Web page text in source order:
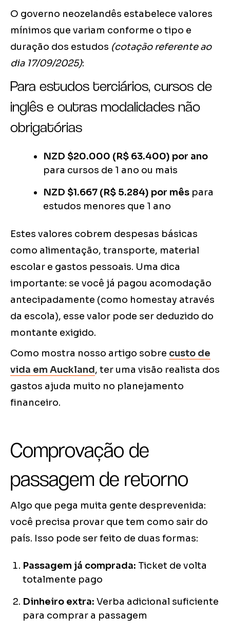
O governo neozelandês estabelece valores
mínimos que variam conforme o tipo e
duração dos estudos (cotação referente ao
dia 17/09/2025):
Para estudos terciários, cursos de
inglês e outras modalidades não
obrigatórias
NZD $20.000 (R$ 63.400) por ano
para cursos de 1 ano ou mais
NZD $1.667 (R$ 5.284) por mês para
estudos menores que 1 ano
Estes valores cobrem despesas básicas
como alimentação, transporte, material
escolar e gastos pessoais. Uma dica
importante: se você já pagou acomodação
antecipadamente (como homestay através
da escola), esse valor pode ser deduzido do
montante exigido.
Como mostra nosso artigo sobre custo de
vida em Auckland, ter uma visão realista dos
gastos ajuda muito no planejamento
financeiro.
Comprovação de
passagem de retorno
Algo que pega muita gente desprevenida:
você precisa provar que tem como sair do
país. Isso pode ser feito de duas formas:
Passagem já comprada: Ticket de volta
totalmente pago
Dinheiro extra: Verba adicional suficiente
para comprar a passagem